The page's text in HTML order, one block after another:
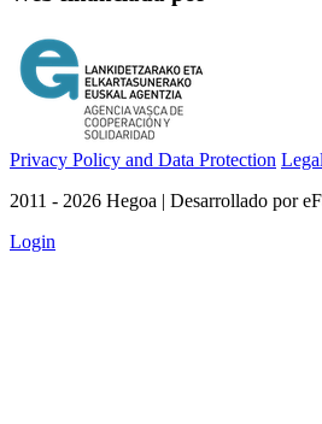
Privacy Policy and Data Protection
2011 - 2026 Hegoa | Desarrollado por
Login